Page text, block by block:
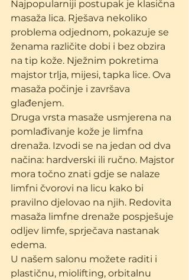
Najpopularniji postupak je klasična
masaža lica. Rješava nekoliko
problema odjednom, pokazuje se
ženama različite dobi i bez obzira
na tip kože. Nježnim pokretima
majstor trlja, mijesi, tapka lice. Ova
masaža počinje i završava
glađenjem.
Druga vrsta masaže usmjerena na
pomlađivanje kože je limfna
drenaža. Izvodi se na jedan od dva
načina: hardverski ili ručno. Majstor
mora točno znati gdje se nalaze
limfni čvorovi na licu kako bi
pravilno djelovao na njih. Redovita
masaža limfne drenaže pospješuje
odljev limfe, sprječava nastanak
edema.
U našem salonu možete raditi i
plastičnu, miolifting, orbitalnu